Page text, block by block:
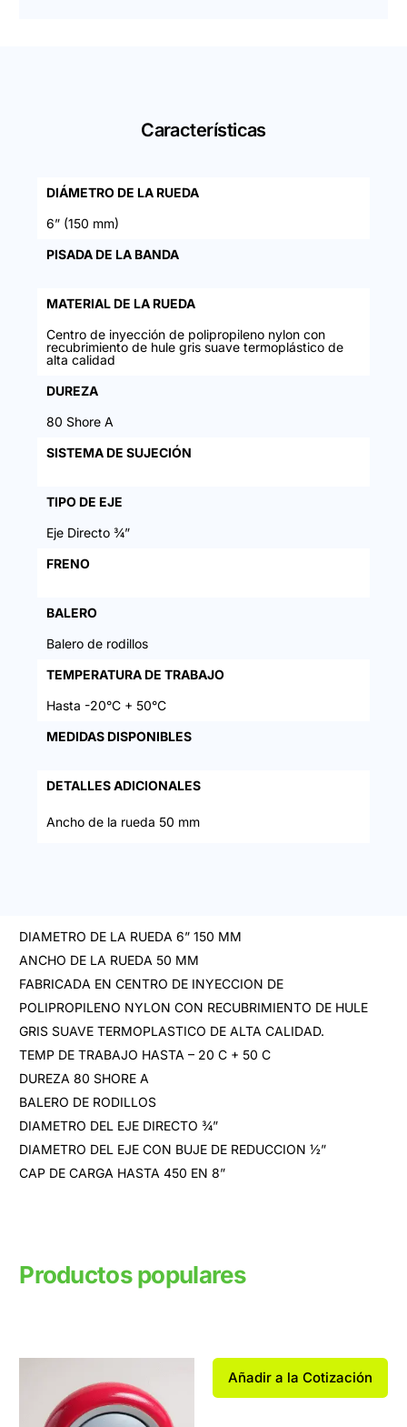
Características
DIÁMETRO DE LA RUEDA
6” (150 mm)
PISADA DE LA BANDA
MATERIAL DE LA RUEDA
Centro de inyección de polipropileno nylon con
recubrimiento de hule gris suave termoplástico de
alta calidad
DUREZA
80 Shore A
SISTEMA DE SUJECIÓN
TIPO DE EJE
Eje Directo ¾”
FRENO
BALERO
Balero de rodillos
TEMPERATURA DE TRABAJO
Hasta -20°C + 50°C
MEDIDAS DISPONIBLES
DETALLES ADICIONALES
Ancho de la rueda 50 mm
DIAMETRO DE LA RUEDA 6” 150 MM
ANCHO DE LA RUEDA 50 MM
FABRICADA EN CENTRO DE INYECCION DE
POLIPROPILENO NYLON CON RECUBRIMIENTO DE HULE
GRIS SUAVE TERMOPLASTICO DE ALTA CALIDAD.
TEMP DE TRABAJO HASTA – 20 C + 50 C
DUREZA 80 SHORE A
BALERO DE RODILLOS
DIAMETRO DEL EJE DIRECTO ¾”
DIAMETRO DEL EJE CON BUJE DE REDUCCION ½”
CAP DE CARGA HASTA 450 EN 8”
Productos populares
Añadir a la Cotización